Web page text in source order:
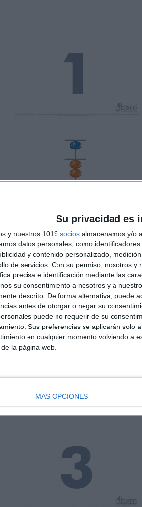
Su privacidad es
y nuestros 1019 socios almacenamos y/o
datos personales, como
y contenido personalizado,
de servicios. Con su permiso, nosotros y
precisa e identificación mediante las
su consentimiento a nosotros y a
descrito. De forma alternativa, puede
antes de otorgar o negar su
puede no requerir de su
Sus preferencias se aplicarán solo
en cualquier momento volviendo a
la página web.
MÁS OPCIONES